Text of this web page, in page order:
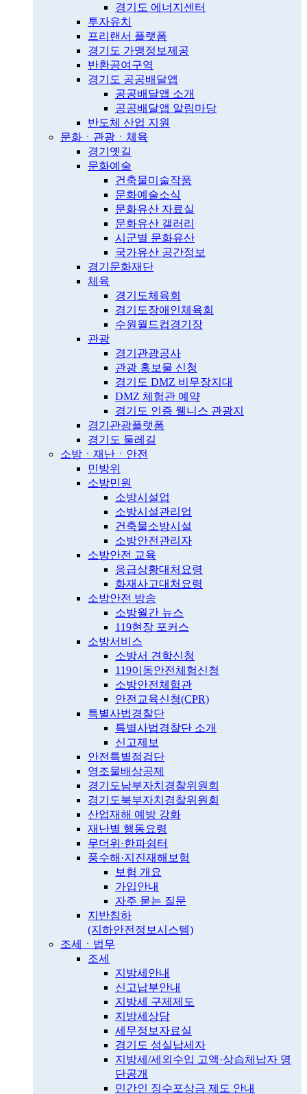
경기도 에너지센터
투자유치
프리랜서 플랫폼
경기도 가맹정보제공
반환공여구역
경기도 공공배달앱
공공배달앱 소개
공공배달앱 알림마당
반도체 산업 지원
문화ㆍ관광ㆍ체육
경기옛길
문화예술
건축물미술작품
문화예술소식
문화유산 자료실
문화유산 갤러리
시군별 문화유산
국가유산 공간정보
경기문화재단
체육
경기도체육회
경기도장애인체육회
수원월드컵경기장
관광
경기관광공사
관광 홍보물 신청
경기도 DMZ 비무장지대
DMZ 체험관 예약
경기도 인증 웰니스 관광지
경기관광플랫폼
경기도 둘레길
소방ㆍ재난ㆍ안전
민방위
소방민원
소방시설업
소방시설관리업
건축물소방시설
소방안전관리자
소방안전 교육
응급상황대처요령
화재사고대처요령
소방안전 방송
소방월간 뉴스
119현장 포커스
소방서비스
소방서 견학신청
119이동안전체험신청
소방안전체험관
안전교육신청(CPR)
특별사법경찰단
특별사법경찰단 소개
신고제보
안전특별점검단
영조물배상공제
경기도남부자치경찰위원회
경기도북부자치경찰위원회
산업재해 예방 강화
재난별 행동요령
무더위·한파쉼터
풍수해·지진재해보험
보험 개요
가입안내
자주 묻는 질문
지반침하
(지하안전정보시스템)
조세ㆍ법무
조세
지방세안내
신고납부안내
지방세 구제제도
지방세상담
세무정보자료실
경기도 성실납세자
지방세/세외수입 고액·상습체납자 명
단공개
민간인 징수포상금 제도 안내